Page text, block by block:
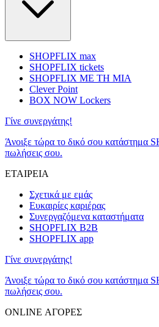
SHOPFLIX max
SHOPFLIX tickets
SHOPFLIX ΜΕ ΤΗ ΜΙΑ
Clever Point
BOX NOW Lockers
Γίνε συνεργάτης!
Άνοιξε τώρα το δικό σου κατάστημα
πωλήσεις σου.
ΕΤΑΙΡΕΙΑ
Σχετικά με εμάς
Ευκαιρίες καριέρας
Συνεργαζόμενα καταστήματα
SHOPFLIX B2B
SHOPFLIX app
Γίνε συνεργάτης!
Άνοιξε τώρα το δικό σου κατάστημα
πωλήσεις σου.
ONLINE ΑΓΟΡΕΣ